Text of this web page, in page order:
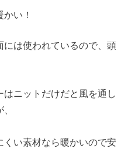
い！
には使われているので、頭
ニットだけだと風を通し
くい素材なら暖かいので安